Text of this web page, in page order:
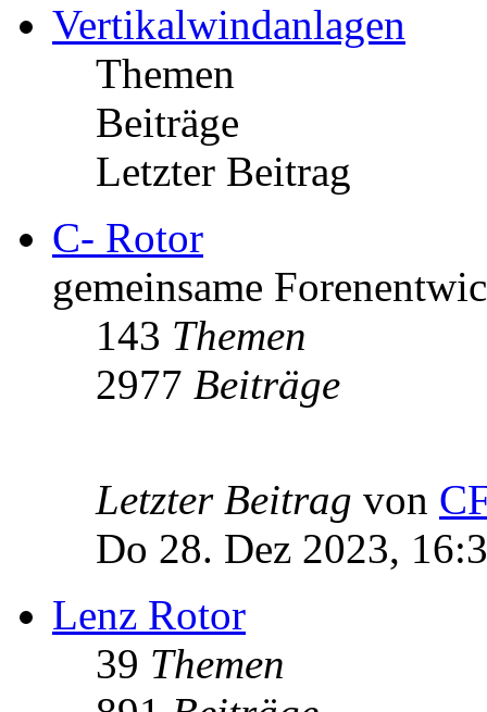
Vertikalwindanlagen
Themen
Beiträge
Letzter Beitrag
C- Rotor
gemeinsame
143 Themen
2977 Beiträge
Letzter Beitrag von
Do 28. Dez 2023,
Lenz Rotor
39 Themen